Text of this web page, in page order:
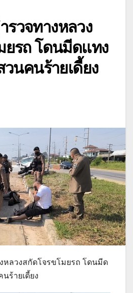
วจทางหลวง
ยรถ โดนมีดแทง
วนคนร้ายเดี้ยง
ลวงสกัดโจรขโมยรถ โดนมีด
ร้ายเดี้ยง